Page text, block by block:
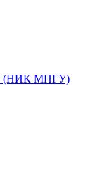
(НИК МПГУ)